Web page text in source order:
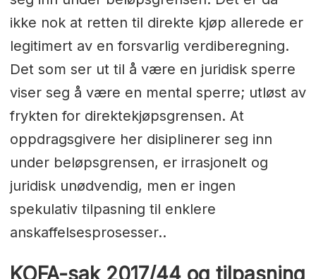
ikke nok at retten til direkte kjøp allerede er
legitimert av en forsvarlig verdiberegning.
Det som ser ut til å være en juridisk sperre
viser seg å være en mental sperre; utløst av
frykten for direktekjøpsgrensen. At
oppdragsgivere her disiplinerer seg inn
under beløpsgrensen, er irrasjonelt og
juridisk unødvendig, men er ingen
spekulativ tilpasning til enklere
anskaffelsesprosesser..
KOFA-sak 2017/44 og tilpasning